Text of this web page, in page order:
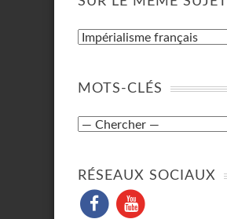
MOTS-CLÉS
RÉSEAUX SOCIAUX